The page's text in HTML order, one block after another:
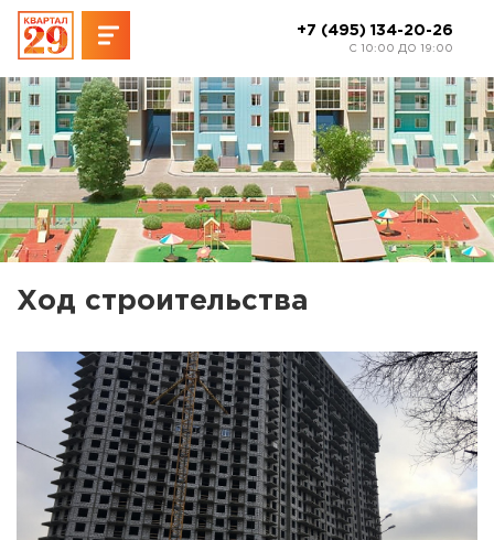
+7 (495) 134-20-26
C 10:00 ДО 19:00
Ход строительства